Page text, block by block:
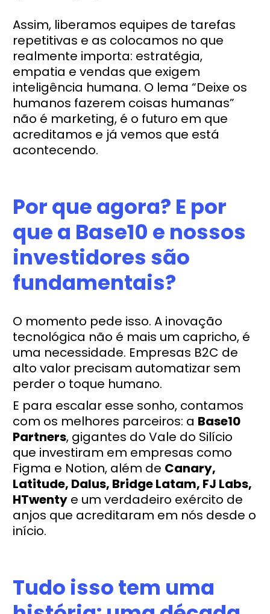
Assim, liberamos equipes de tarefas
repetitivas e as colocamos no que
realmente importa: estratégia,
empatia e vendas que exigem
inteligência humana. O lema “Deixe os
humanos fazerem coisas humanas”
não é marketing, é o futuro em que
acreditamos e já vemos que está
acontecendo.
Por que agora? E por
que a Base10 e nossos
investidores são
fundamentais?
O momento pede isso. A inovação
tecnológica não é mais um capricho, é
uma necessidade. Empresas B2C de
alto valor precisam automatizar sem
perder o toque humano.
E para escalar esse sonho, contamos
com os melhores parceiros: a Base10
Partners, gigantes do Vale do Silício
que investiram em empresas como
Figma e Notion, além de Canary,
Latitude, Dalus, Bridge Latam, FJ Labs,
HTwenty e um verdadeiro exército de
anjos que acreditaram em nós desde o
início.
Tudo isso tem uma